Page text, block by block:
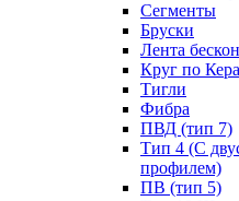
Сегменты
Бруски
Лента
Круг по
Тигли
Фибра
ПВД (тип 7)
Тип 4 (С
профилем)
ПВ (тип 5)